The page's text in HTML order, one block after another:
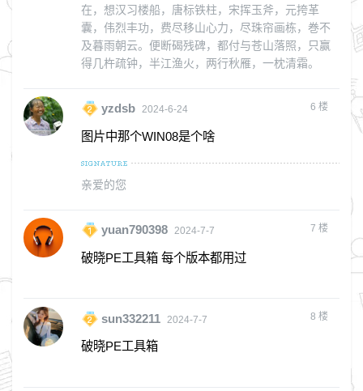
在，想汉习楼船，唐标铁柱，宋挥玉斧，元挎革
囊，伟烈丰功，费尽移山心力，尽珠帘画栋，巻不
及暮雨朝云。便断碣残碑，都付与苍山落照，只赢
得几杵疏钟，半江渔火，两行秋雁，一枕清霜。
yzdsb 2024-6-24 6 楼
图片中那个WIN08是个啥
亲爱的您
yuan790398 2024-7-7 7 楼
破晓PE工具箱 每个版本都用过
sun332211 2024-7-7 8 楼
破晓PE工具箱